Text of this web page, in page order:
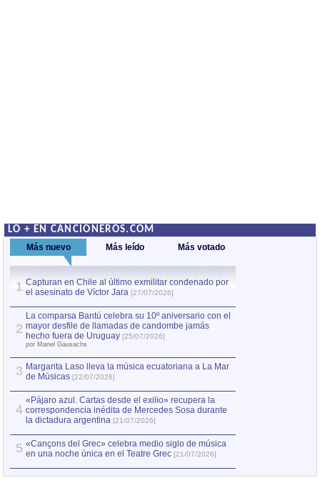
LO + EN CANCIONEROS.COM
Más nuevo Más leído Más votado
1 Capturan en Chile al último exmilitar condenado por
el asesinato de Víctor Jara [27/07/2026]
2
La comparsa Bantú celebra su 10º aniversario con el
mayor desfile de llamadas de candombe jamás
hecho fuera de Uruguay [25/07/2026]
por Manel Gausachs
3 Margarita Laso lleva la música ecuatoriana a La Mar
de Músicas [22/07/2026]
4
«Pájaro azul. Cartas desde el exilio» recupera la
correspondencia inédita de Mercedes Sosa durante
la dictadura argentina [21/07/2026]
5 «Cançons del Grec» celebra medio siglo de música
en una noche única en el Teatre Grec [21/07/2026]